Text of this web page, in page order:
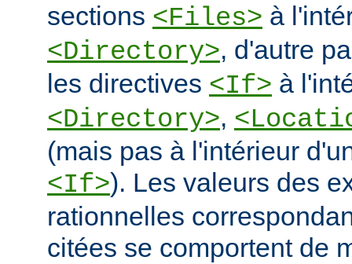
sections <Files> à
<Directory>, d'autre
les directives <If> à
<Directory>,
(mais pas à l'intérieur
<If>). Les valeurs des
rationnelles
citées se comportent de